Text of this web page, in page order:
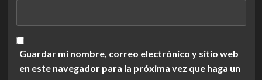
Guardar mi nombre, correo electrónico y sitio web
en este navegador para la próxima vez que haga un